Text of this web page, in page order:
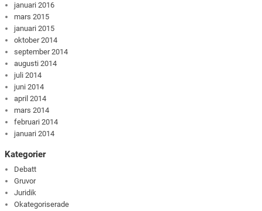
januari 2016
mars 2015
januari 2015
oktober 2014
september 2014
augusti 2014
juli 2014
juni 2014
april 2014
mars 2014
februari 2014
januari 2014
Kategorier
Debatt
Gruvor
Juridik
Okategoriserade